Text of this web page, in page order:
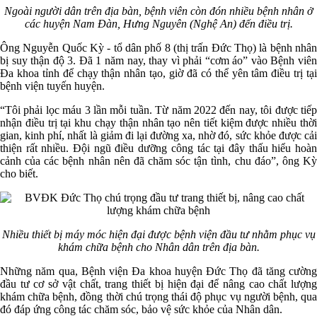
Ngoài người dân trên địa bàn, bệnh viên còn đón nhiều bệnh nhân ở
các huyện Nam Đàn, Hưng Nguyên (Nghệ An) đến điều trị.
Ông Nguyễn Quốc Kỳ - tổ dân phố 8 (thị trấn Đức Thọ) là bệnh nhân
bị suy thận độ 3. Đã 1 năm nay, thay vì phải “cơm áo” vào Bệnh viên
Đa khoa tỉnh để chạy thận nhân tạo, giờ đã có thể yên tâm điều trị tại
bệnh viện tuyến huyện.
“Tôi phải lọc máu 3 lần mỗi tuần. Từ năm 2022 đến nay, tôi được tiếp
nhận điều trị tại khu chạy thận nhân tạo nên tiết kiệm được nhiều thời
gian, kinh phí, nhất là giảm đi lại đường xa, nhờ đó, sức khỏe được cải
thiện rất nhiều. Đội ngũ điều dưỡng công tác tại đây thấu hiểu hoàn
cảnh của các bệnh nhân nên đã chăm sóc tận tình, chu đáo”, ông Kỳ
cho biết.
Nhiều thiết bị máy móc hiện đại được bệnh viện đầu tư nhằm phục vụ
khám chữa bệnh cho Nhân dân trên địa bàn.
Những năm qua, Bệnh viện Đa khoa huyện Đức Thọ đã tăng cường
đầu tư cơ sở vật chất, trang thiết bị hiện đại để nâng cao chất lượng
khám chữa bệnh, đồng thời chú trọng thái độ phục vụ người bệnh, qua
đó đáp ứng công tác chăm sóc, bảo vệ sức khỏe của Nhân dân.